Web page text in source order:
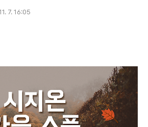
7. 16:05